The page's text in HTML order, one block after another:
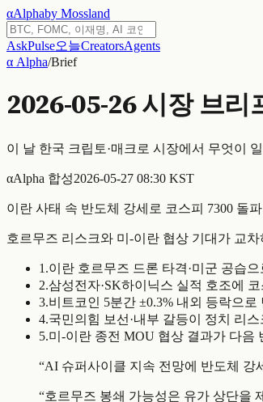
αAlphaby Mossland
AskPulse오늘CreatorsAgents
α Alpha/Brief
2026-05-26시장 브리
이 날 한국 크립토·매크로 시장에서 무엇이
αAlpha 합성2026-05-27 08:30 KST
이란 사태 속 반도체 강세로 코스피 7300 돌파
호르무즈 리스크와 미-이란 협상 기대가 교
1 .이란 호르무즈 드론 타격·미군 공습
2.삼성전자·SK하이닉스 실적 호조에 코
3.비트코인 5분간 ±0.3% 내외 등락으로
4.국민의힘 보선·내부 갈등이 정치 리
5.미-이란 종전 MOU 협상 결과가 다음
“AI 슈퍼사이클 지속 전망에 반도체 강
“호르무즈 봉쇄 가능성은 유가 상단을